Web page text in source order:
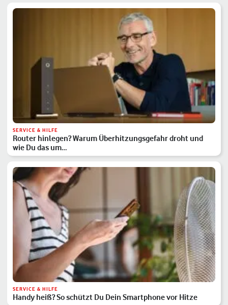
SERVICE & HILFE
Router hinlegen? Warum Überhitzungsgefahr droht und
wie Du das um…
SERVICE & HILFE
Handy heiß? So schützt Du Dein Smartphone vor Hitze